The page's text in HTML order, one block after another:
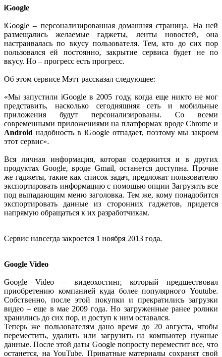
iGoogle
iGoogle – персонализированная домашняя страница. На ней
размещались желаемые гаджеты, ленты новостей, она
настраивалась по вкусу пользователя. Тем, кто до сих пор
пользовался ей постоянно, закрытие сервиса будет не по
вкусу. Но – прогресс есть прогресс.
Об этом сервисе Мэтт рассказал следующее:
«Мы запустили iGoogle в 2005 году, когда еще никто не мог
представить, насколько сегодняшняя сеть и мобильные
приложения будут персонализированы. Со всеми
современными приложениями на платформах вроде Chrome и
Android надобность в iGoogle отпадает, поэтому мы закроем
этот сервис».
Вся личная информация, которая содержится и в других
продуктах Google, вроде Gmail, останется доступна. Прочие
же гаджеты, такие как список задач, предложат пользователю
экспортировать информацию с помощью опции Загрузить все
под выпадающим меню заголовка. Тем же, кому понадобится
экспортировать данные из сторонних гаджетов, придется
напрямую обращаться к их разработчикам.
Сервис навсегда закроется 1 ноября 2013 года.
Google Video
Google Video – видеохостинг, который предшествовал
приобретению компанией куда более популярного Youtube.
Собственно, после этой покупки и прекратились загрузки
видео – еще в мае 2009 года. Но загруженные ранее ролики
хранились до сих пор, и доступ к ним оставался.
Теперь же пользователям дано время до 20 августа, чтобы
переместить, удалить или загрузить на компьютер нужные
данные. После этой даты Google попросту переместит все, что
останется, на YouTube. Приватные материалы сохранят свой